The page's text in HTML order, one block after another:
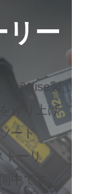
リー
がWise製
作り上げ
ード
トーリ
中です。